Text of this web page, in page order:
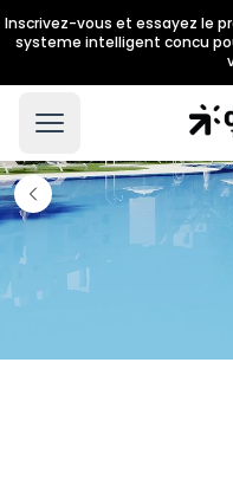
Inscrivez-vous et essayez le
systeme intelligent concu